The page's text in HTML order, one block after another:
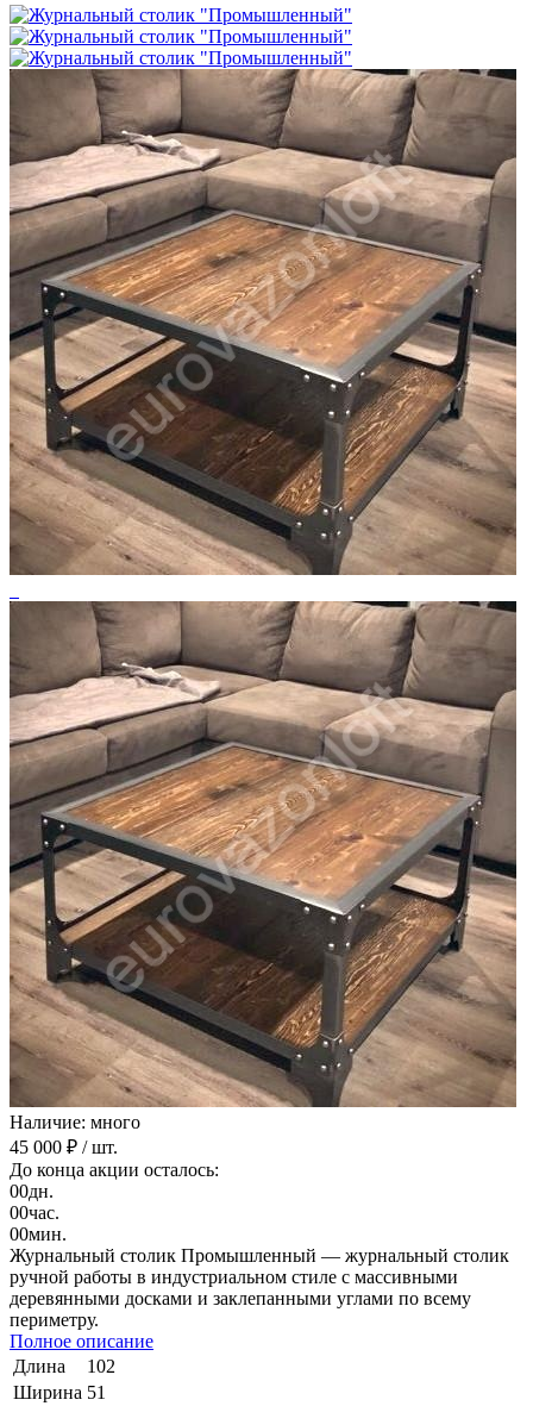
Наличие: много
45 000 ₽ / шт.
До конца акции осталось:
00дн.
00час.
00мин.
Журнальный столик Промышленный — журнальный столик
ручной работы в индустриальном стиле с массивными
деревянными досками и заклепанными углами по всему
периметру.
Полное описание
Длина
102
Ширина 51